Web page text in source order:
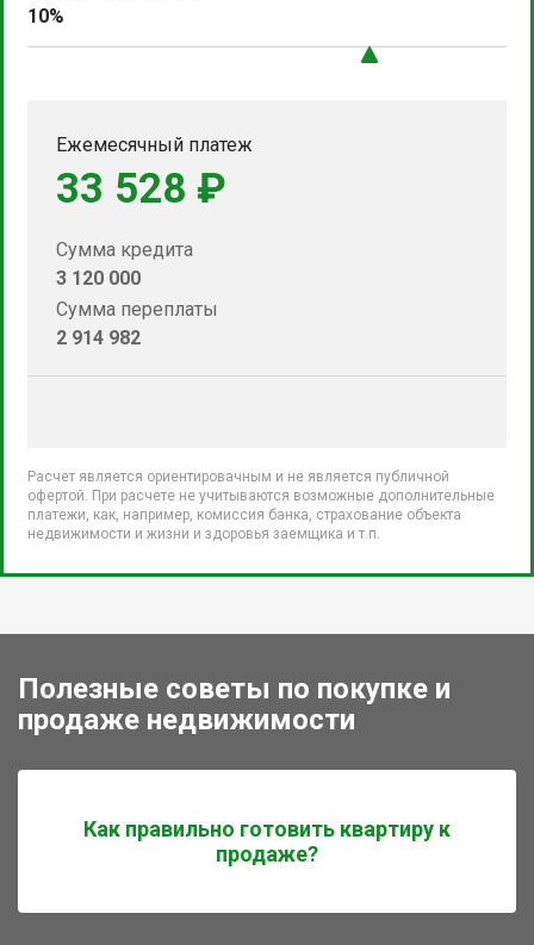
10%
Ежемесячный платеж
33 528 ₽
Сумма кредита
3 120 000
Сумма переплаты
2 914 982
Расчет является ориентировачным и не является публичной
офертой. При расчете не учитываются возможные дополнительные
платежи, как, например, комиссия банка, страхование объекта
недвижимости и жизни и здоровья заемщика и т.п.
Полезные советы по покупке и
продаже недвижимости
Как правильно готовить квартиру к
продаже?